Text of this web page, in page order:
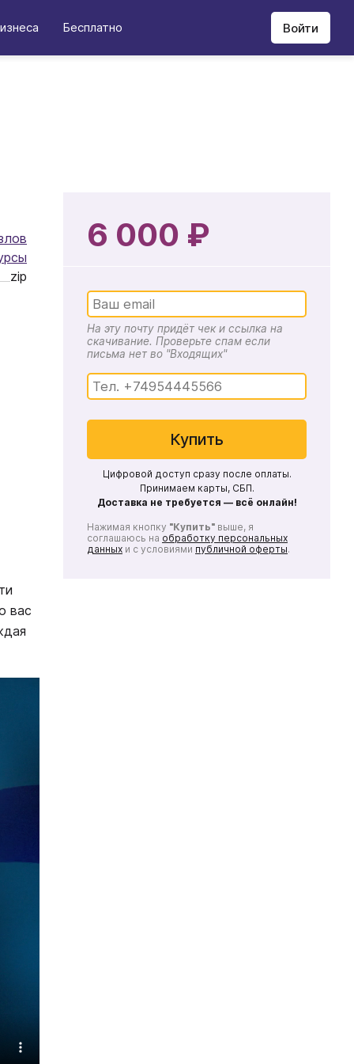
Бесплатно Войти
zip
вас
6 000 ₽
На эту почту придёт чек и ссылка на
скачивание. Проверьте спам если
письма нет во "Входящих"
Купить
Цифровой доступ сразу после оплаты.
Принимаем карты, СБП.
Доставка не требуется — всё онлайн!
Нажимая кнопку "Купить" выше, я
соглашаюсь на обработку персональных
данных и с условиями публичной оферты.